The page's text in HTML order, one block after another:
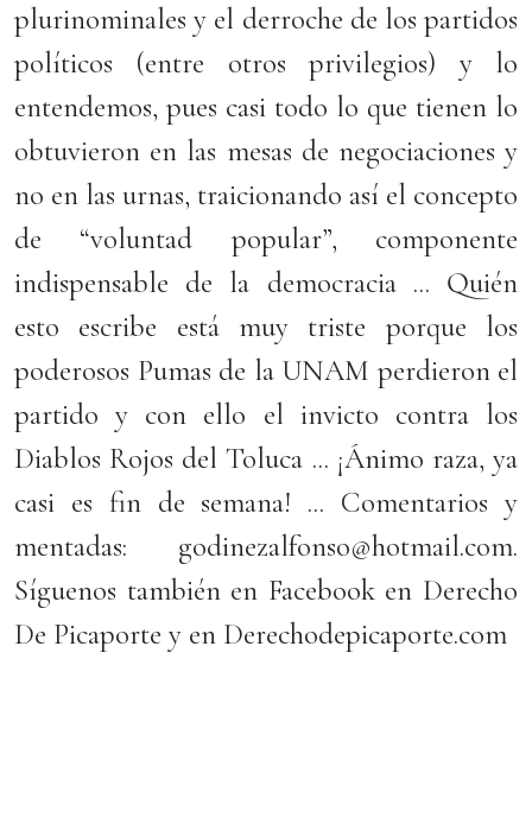
plurinominales y el derroche de los partidos
políticos (entre otros privilegios) y lo
entendemos, pues casi todo lo que tienen lo
obtuvieron en las mesas de negociaciones y
no en las urnas, traicionando así el concepto
de “voluntad popular”, componente
indispensable de la democracia ... Quién
esto escribe está muy triste porque los
poderosos Pumas de la UNAM perdieron el
partido y con ello el invicto contra los
Diablos Rojos del Toluca ... ¡Ánimo raza, ya
casi es fin de semana! ... Comentarios y
mentadas: godinezalfonso@hotmail.com.
Síguenos también en Facebook en Derecho
De Picaporte y en Derechodepicaporte.com